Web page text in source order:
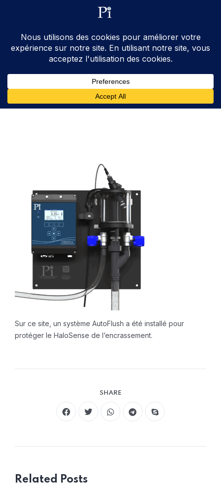
ventes@processinstruments.fr
Sur ce site, un système AutoFlush a été installé pour
protéger le HaloSense de l’encrassement.
SHARE
Related Posts